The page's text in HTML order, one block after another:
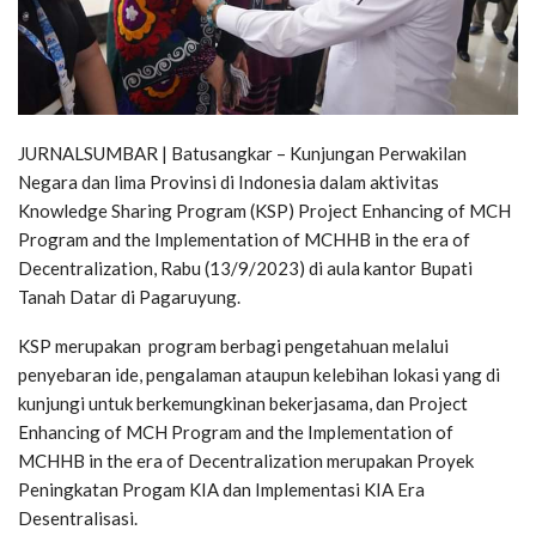
JURNALSUMBAR | Batusangkar – Kunjungan Perwakilan
Negara dan lima Provinsi di Indonesia dalam aktivitas
Knowledge Sharing Program (KSP) Project Enhancing of MCH
Program and the Implementation of MCHHB in the era of
Decentralization, Rabu (13/9/2023) di aula kantor Bupati
Tanah Datar di Pagaruyung.
KSP merupakan program berbagi pengetahuan melalui
penyebaran ide, pengalaman ataupun kelebihan lokasi yang di
kunjungi untuk berkemungkinan bekerjasama, dan Project
Enhancing of MCH Program and the Implementation of
MCHHB in the era of Decentralization merupakan Proyek
Peningkatan Progam KIA dan Implementasi KIA Era
Desentralisasi.